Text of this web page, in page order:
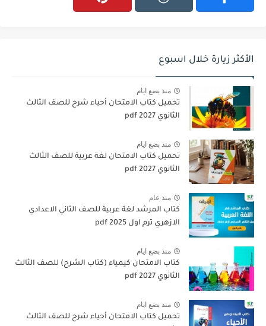
الأكثر زيارة خلال اسبوع
منذ بضع ايام
تحميل كتاب الامتحان أحياء شرح للصف الثالث
الثانوي 2027 pdf
منذ بضع ايام
تحميل كتاب الامتحان لغة عربية للصف الثالث
الثانوي 2027 pdf
منذ عام
كتاب المرشد لغة عربية للصف الثاني الاعدادي
الازهري ترم اول 2025 pdf
منذ بضع ايام
كتاب الامتحان كيمياء (كتاب الشرح) للصف الثالث
الثانوي pdf 2027
منذ بضع ايام
تحميل كتاب الامتحان أحياء شرح للصف الثالث